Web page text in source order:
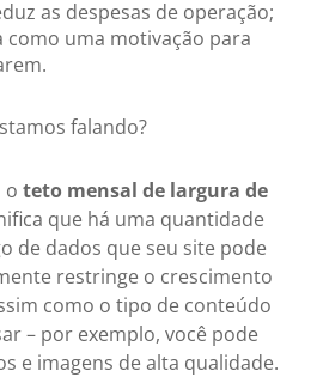
as despesas de operação;
como uma motivação para
falando?
oteto mensal de largura de
que há uma quantidade
de dados que seu site pode
restringe o crescimento
como o tipo de conteúdo
– por exemplo, você pode
e imagens de alta qualidade.